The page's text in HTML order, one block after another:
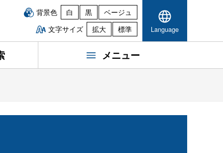
背景色 白 黒
ベージュ
文字サイズ
拡大 標準 Language
メニュー